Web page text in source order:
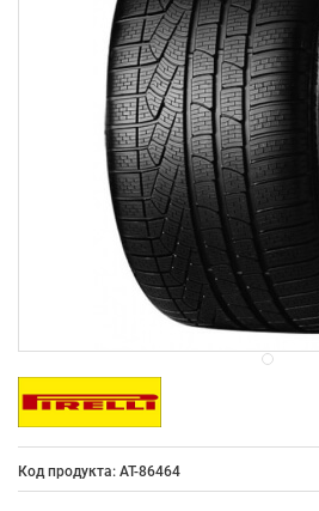
Код продукта: AT-86464